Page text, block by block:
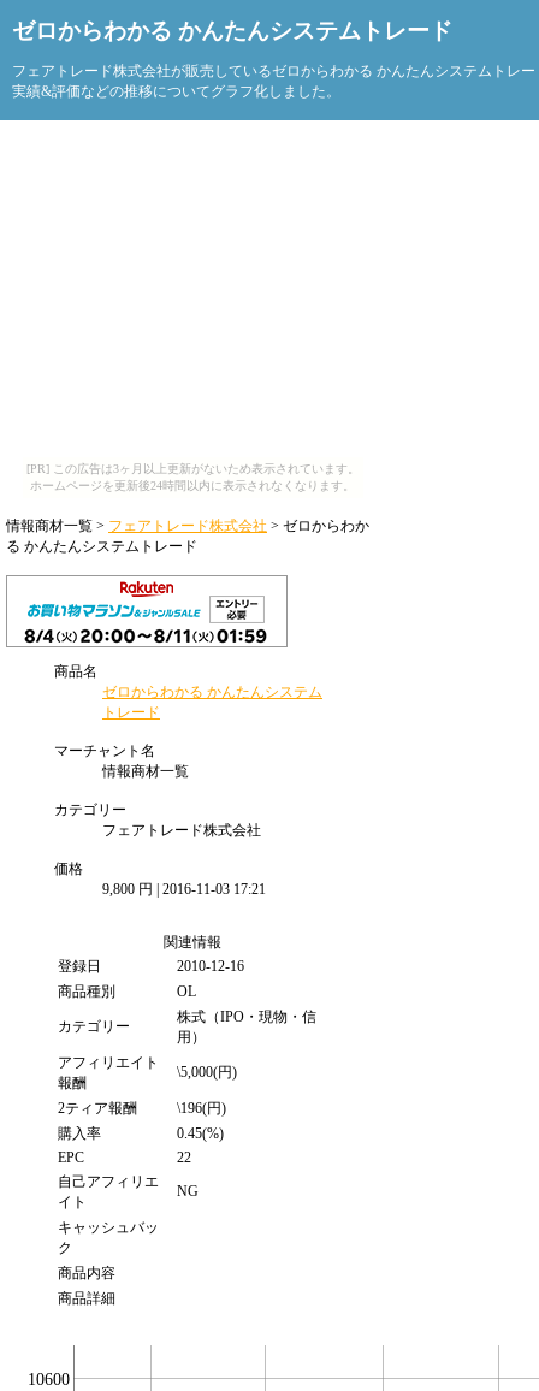
[PR] この広告は3ヶ月以上更新がないため表示されています。
ホームページを更新後24時間以内に表示されなくなります。
ゼロからわかる かんたんシステムトレード
フェアトレード株式会社が販売しているゼロからわかる かんたんシステムトレ
実績&評価などの推移についてグラフ化しました。
情報商材一覧 > フェアトレード株式会社 > ゼロからわか
る かんたんシステムトレード
商品名
ゼロからわかる かんたんシステム
トレード
マーチャント名
情報商材一覧
カテゴリー
フェアトレード株式会社
価格
9,800 円 | 2016-11-03 17:21
関連情報
登録日
2010-12-16
商品種別
OL
カテゴリー
株式（IPO・現物・信
用）
アフィリエイト
報酬
\5,000(円)
2ティア報酬
\196(円)
購入率
0.45(%)
EPC
22
自己アフィリエ
イト
NG
キャッシュバッ
ク
商品内容
商品詳細
10600